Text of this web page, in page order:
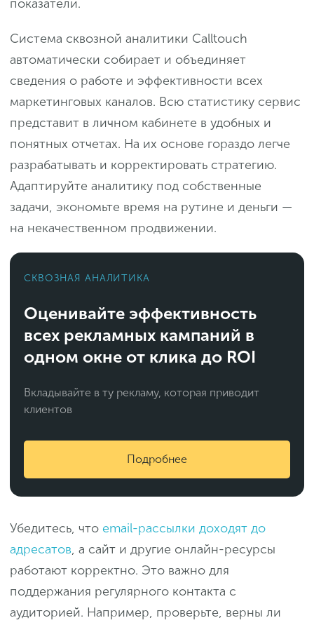
показатели.
Система сквозной аналитики Calltouch
автоматически собирает и объединяет
сведения о работе и эффективности всех
маркетинговых каналов. Всю статистику сервис
представит в личном кабинете в удобных и
понятных отчетах. На их основе гораздо легче
разрабатывать и корректировать стратегию.
Адаптируйте аналитику под собственные
задачи, экономьте время на рутине и деньги —
на некачественном продвижении.
СКВОЗНАЯ АНАЛИТИКА
Оценивайте эффективность
всех рекламных кампаний в
одном окне от клика до ROI
Вкладывайте в ту рекламу, которая приводит
клиентов
Подробнее
Убедитесь, что email-рассылки доходят до
адресатов, а сайт и другие онлайн-ресурсы
работают корректно. Это важно для
поддержания регулярного контакта с
аудиторией. Например, проверьте, верны ли